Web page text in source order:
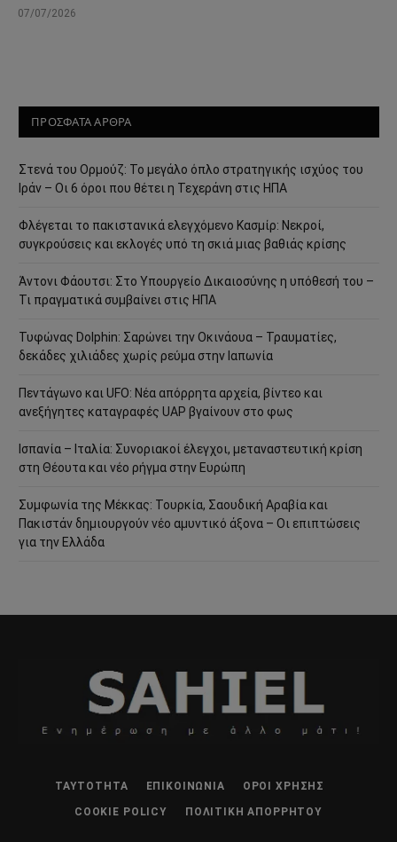
07/07/2026
ΠΡΟΣΦΑΤΑ ΑΡΘΡΑ
Στενά του Ορμούζ: Το μεγάλο όπλο στρατηγικής ισχύος του
Ιράν – Οι 6 όροι που θέτει η Τεχεράνη στις ΗΠΑ
Φλέγεται το πακιστανικά ελεγχόμενο Κασμίρ: Νεκροί,
συγκρούσεις και εκλογές υπό τη σκιά μιας βαθιάς κρίσης
Άντονι Φάουτσι: Στο Υπουργείο Δικαιοσύνης η υπόθεσή του –
Τι πραγματικά συμβαίνει στις ΗΠΑ
Τυφώνας Dolphin: Σαρώνει την Οκινάουα – Τραυματίες,
δεκάδες χιλιάδες χωρίς ρεύμα στην Ιαπωνία
Πεντάγωνο και UFO: Νέα απόρρητα αρχεία, βίντεο και
ανεξήγητες καταγραφές UAP βγαίνουν στο φως
Ισπανία – Ιταλία: Συνοριακοί έλεγχοι, μεταναστευτική κρίση
στη Θέουτα και νέο ρήγμα στην Ευρώπη
Συμφωνία της Μέκκας: Τουρκία, Σαουδική Αραβία και
Πακιστάν δημιουργούν νέο αμυντικό άξονα – Οι επιπτώσεις
για την Ελλάδα
ΤΑΥΤΌΤΗΤΑ ΕΠΙΚΟΙΝΩΝΊΑ ΌΡΟΙ ΧΡΉΣΗΣ
COOKIE POLICY ΠΟΛΙΤΙΚΉ ΑΠΟΡΡΉΤΟΥ